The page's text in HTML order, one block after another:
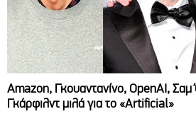
Amazon, Γκουαντανίνο, OpenAI,
Γκάρφιλντ μιλά για το «Artificial»